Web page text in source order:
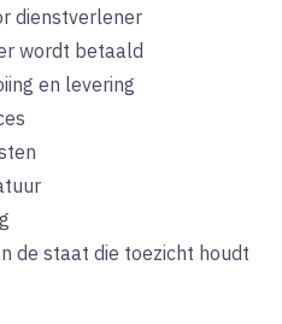
dienstverlener
wordt betaald
en levering
de staat die toezicht houdt